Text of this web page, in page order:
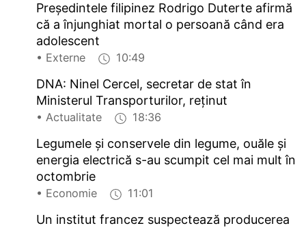
Președintele filipinez Rodrigo Duterte afirmă
că a înjunghiat mortal o persoană când era
adolescent
• Externe 10:49
DNA: Ninel Cercel, secretar de stat în
Ministerul Transporturilor, reținut
• Actualitate 18:36
Legumele și conservele din legume, ouăle și
energia electrică s-au scumpit cel mai mult în
octombrie
• Economie 11:01
Un institut francez suspectează producerea